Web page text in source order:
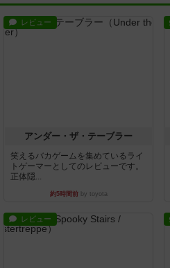
レビュー
アンダー・ザ・テーブラー
笑えるバカゲームを集めているライ
トゲーマーとしてのレビューです。
正体隠...
約5時間前by toyota
レビュー